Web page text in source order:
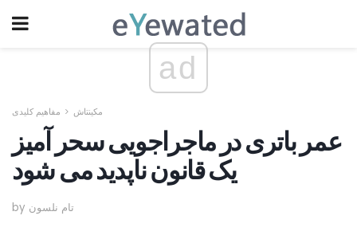
ad
مکینتاش مفاهیم کلیدی
عمر باتری در ماجراجویی سحر آمیز
یک قانون ناپدید می شود
by تام نلسون